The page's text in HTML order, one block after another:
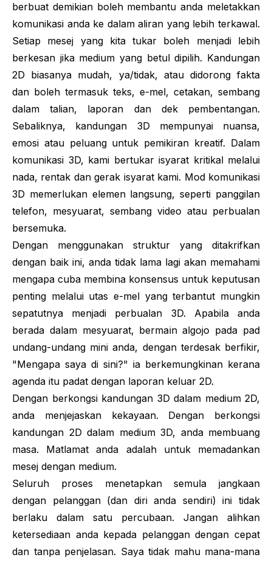
berbuat demikian boleh membantu anda meletakkan
komunikasi anda ke dalam aliran yang lebih terkawal.
Setiap mesej yang kita tukar boleh menjadi lebih
berkesan jika medium yang betul dipilih. Kandungan
2D biasanya mudah, ya/tidak, atau didorong fakta
dan boleh termasuk teks, e-mel, cetakan, sembang
dalam talian, laporan dan dek pembentangan.
Sebaliknya, kandungan 3D mempunyai nuansa,
emosi atau peluang untuk pemikiran kreatif. Dalam
komunikasi 3D, kami bertukar isyarat kritikal melalui
nada, rentak dan gerak isyarat kami. Mod komunikasi
3D memerlukan elemen langsung, seperti panggilan
telefon, mesyuarat, sembang video atau perbualan
bersemuka.
Dengan menggunakan struktur yang ditakrifkan
dengan baik ini, anda tidak lama lagi akan memahami
mengapa cuba membina konsensus untuk keputusan
penting melalui utas e-mel yang terbantut mungkin
sepatutnya menjadi perbualan 3D. Apabila anda
berada dalam mesyuarat, bermain algojo pada pad
undang-undang mini anda, dengan terdesak berfikir,
"Mengapa saya di sini?" ia berkemungkinan kerana
agenda itu padat dengan laporan keluar 2D.
Dengan berkongsi kandungan 3D dalam medium 2D,
anda menjejaskan kekayaan. Dengan berkongsi
kandungan 2D dalam medium 3D, anda membuang
masa. Matlamat anda adalah untuk memadankan
mesej dengan medium.
Seluruh proses menetapkan semula jangkaan
dengan pelanggan (dan diri anda sendiri) ini tidak
berlaku dalam satu percubaan. Jangan alihkan
ketersediaan anda kepada pelanggan dengan cepat
dan tanpa penjelasan. Saya tidak mahu mana-mana